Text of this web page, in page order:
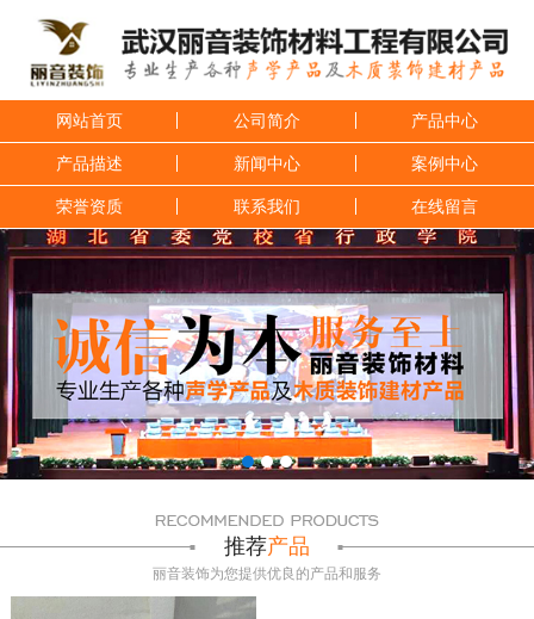
网站首页 公司简介 产品中心
产品描述 新闻中心 案例中心
荣誉资质 联系我们 在线留言
1 2 3
推荐产品
丽音装饰为您提供优良的产品和服务